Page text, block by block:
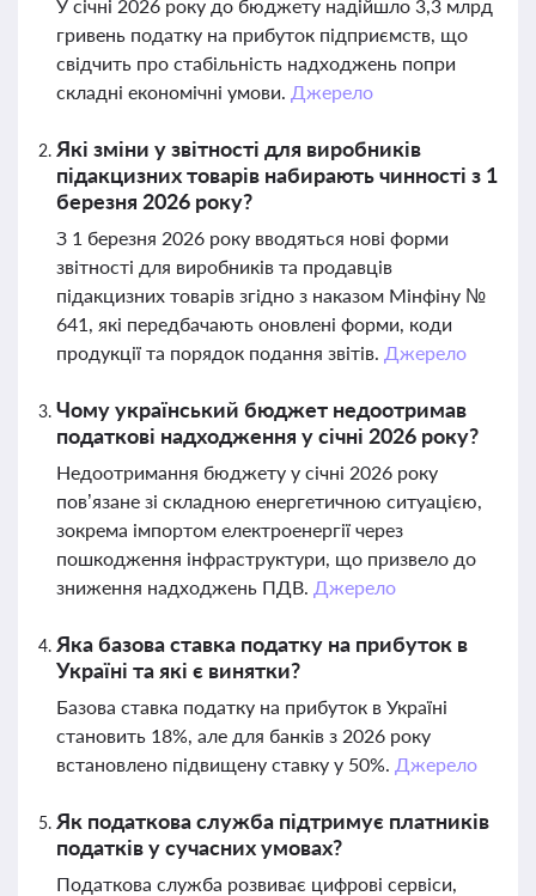
У січні 2026 року до бюджету надійшло 3,3 млрд
гривень податку на прибуток підприємств, що
свідчить про стабільність надходжень попри
складні економічні умови. Джерело
Які зміни у звітності для виробників
підакцизних товарів набирають чинності з 1
березня 2026 року?
З 1 березня 2026 року вводяться нові форми
звітності для виробників та продавців
підакцизних товарів згідно з наказом Мінфіну №
641, які передбачають оновлені форми, коди
продукції та порядок подання звітів. Джерело
Чому український бюджет недоотримав
податкові надходження у січні 2026 року?
Недоотримання бюджету у січні 2026 року
пов’язане зі складною енергетичною ситуацією,
зокрема імпортом електроенергії через
пошкодження інфраструктури, що призвело до
зниження надходжень ПДВ. Джерело
Яка базова ставка податку на прибуток в
Україні та які є винятки?
Базова ставка податку на прибуток в Україні
становить 18%, але для банків з 2026 року
встановлено підвищену ставку у 50%. Джерело
Як податкова служба підтримує платників
податків у сучасних умовах?
Податкова служба розвиває цифрові сервіси,